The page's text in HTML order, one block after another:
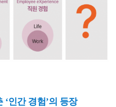
인간 경험’의 등장